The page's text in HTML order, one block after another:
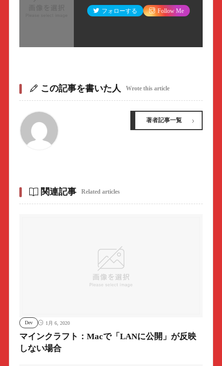
フォローする Follow Me
この記事を書いた人 Wrote this article
著者記事一覧
関連記事 Related articles
Dev 1月 6, 2020
マインクラフト：Macで「LANに公開」が反映
しない場合